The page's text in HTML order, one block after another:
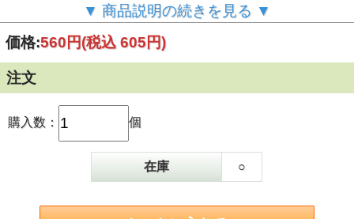
▼ 商品説明の続きを見る ▼
価格:560円(税込 605円)
注文
購入数： 個
在庫 ○